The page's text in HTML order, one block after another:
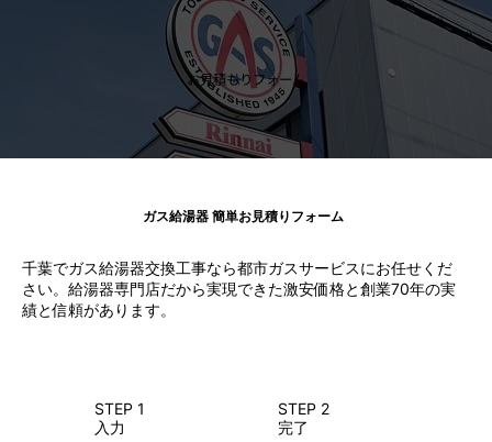
お見積もりフォーム
千葉でガス給湯器交換工事なら都市ガスサービスにお任せくだ
さい。給湯器専門店だから実現できた激安価格と創業70年の実
績と信頼があります。
ガス給湯器 簡単お見積りフォーム
STEP 1
入力
STEP 2
完了